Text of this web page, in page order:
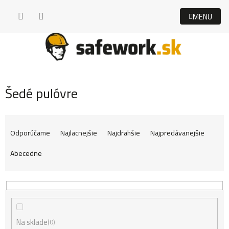
Šedé pulóvre
R
a
d
Odporúčame Najlacnejšie Najdrahšie
Najpredávanejšie
Abecedne
Na sklade 0